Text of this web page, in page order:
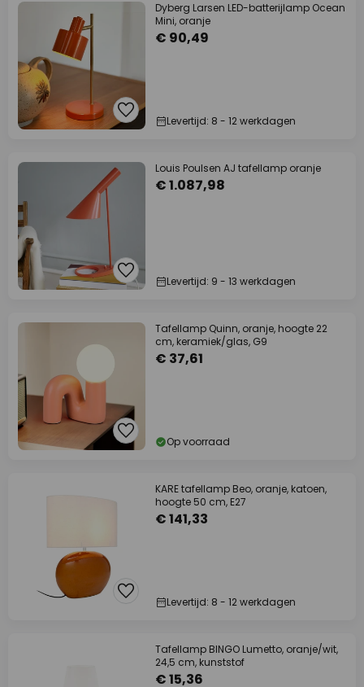
Dyberg Larsen LED-batterijlamp Ocean
Mini, oranje
€ 90,49
Levertijd: 8 - 12 werkdagen
Louis Poulsen AJ tafellamp oranje
€ 1.087,98
Levertijd: 9 - 13 werkdagen
Tafellamp Quinn, oranje, hoogte 22
cm, keramiek/glas, G9
€ 37,61
Op voorraad
KARE tafellamp Beo, oranje, katoen,
hoogte 50 cm, E27
€ 141,33
Levertijd: 8 - 12 werkdagen
Tafellamp BINGO Lumetto, oranje/wit,
24,5 cm, kunststof
€ 15,36